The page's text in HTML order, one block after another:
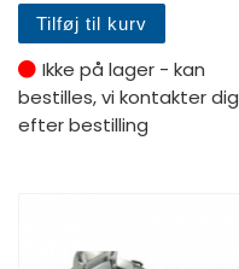
Tilføj til kurv
Ikke på lager - kan
bestilles, vi kontakter dig
efter bestilling